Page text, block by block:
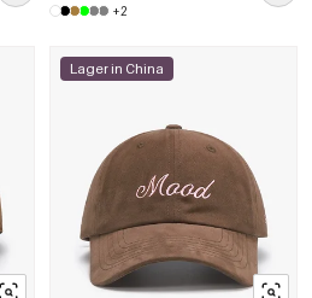
+2
Lager in China